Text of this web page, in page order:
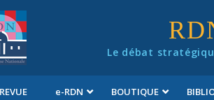
Le débat
e-RDN BOUTIQUE